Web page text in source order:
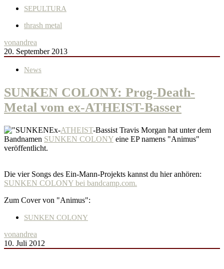
SEPULTURA
thrash metal
vonandrea
20. September 2013
News
SUNKEN COLONY: Prog-Death-
Metal vom ex-ATHEIST-Basser
Ex-ATHEIST-Bassist Travis Morgan hat unter dem
Bandnamen SUNKEN COLONY eine EP namens "Animus"
veröffentlicht.
Die vier Songs des Ein-Mann-Projekts kannst du hier anhören:
SUNKEN COLONY bei bandcamp.com.
Zum Cover von "Animus":
SUNKEN COLONY
vonandrea
10. Juli 2012